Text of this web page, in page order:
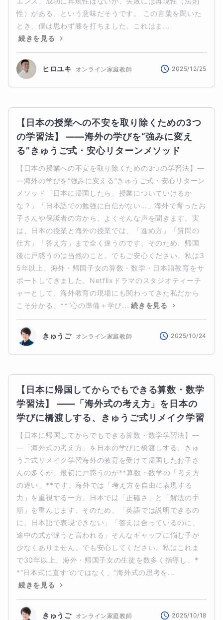
性）がある、という意味だそうです。 この言葉を聞いた
とき、僕は思わず膝を打ちました。これはま...
続きを見る
ヒロユキ オンライン家庭教師 2025/12/25
【日本の授業への不安を取り除くための3つ
の学習法】 ――海外の学びを“強みに変え
る”きゅうご式・安心リターンメソッド
【日本の授業への不安を取り除くための3つの学習法】―
―海外の学びを“強みに変える”きゅうご式・安心リターン
メソッド「日本に帰国したら、授業についていけるか
な？」「日本語での勉強に自信がない…」海外で育ったお
子さんや保護者の方から、よくそんな声を聞きます。実
は、日本の授業と海外の授業では、「進め方」「質問の
仕方」「答え方」まで全く違うのです。そのため、帰国
後に戸惑うのは当然のこと。でもご安心ください。私は3
5年以上、海外・帰国子女の算数・数学・日本語教育をサ
ポートしてきました。Netflixドラマのスタジオティーチ
ャーとして、海外教育の現場にも関わってきた私だから
こそ分かる、**“心の準備＋学び... 続きを見る
きゅうご オンライン家庭教師 2025/10/24
【日本に帰国してからでもできる算数・数学
学習法】 ――「海外式の考え方」を日本の
学びに橋渡しする、きゅうご式リメイク学習
【日本に帰国してからでもできる算数・数学学習法】―
―「海外式の考え方」を日本の学びに橋渡しする、きゅ
うご式リメイク学習海外の教育を受けて帰国したお子さ
んの多くが、最初に戸惑うのが**算数・数学の「考え方
の違い」**です。海外では「考え方を自由に表現する
力」を重視する一方、日本では「正確さ」と「解法の手
順」を重んじます。そのため、「英語では説明できるの
に、日本語で表現できない」「答えは合っているのに、
途中の式が違うと言われる」そんなギャップに悩む子が
少なくありません。でも安心してください。私はこれま
で30年以上、海外・帰国子女の生徒を数多く指導し、*
*“日本式に直す”のではなく、“海外式の思考を...
続きを見る
きゅうご オンライン家庭教師 2025/10/18